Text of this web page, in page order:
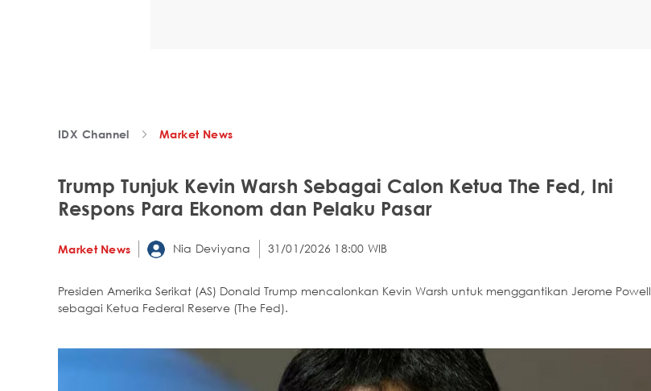
IDX Channel Market News
Trump Tunjuk Kevin Warsh Sebagai Calon Ketua The Fed, Ini
Respons Para Ekonom dan Pelaku Pasar
Market News Nia Deviyana 31/01/2026 18:00 WIB
Presiden Amerika Serikat (AS) Donald Trump mencalonkan Kevin Warsh untuk menggantikan Jerome Powell
sebagai Ketua Federal Reserve (The Fed).